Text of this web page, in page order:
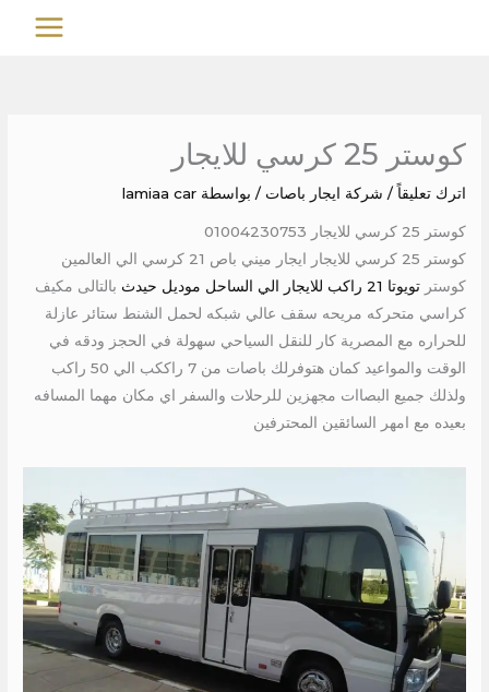
MAIN
كوستر 25 كرسي للايجار
اترك تعليقاً / شركة ايجار باصات / بواسطة lamiaa car
كوستر 25 كرسي للايجار 01004230753
كوستر 25 كرسي للايجار ايجار ميني باص 21 كرسي الي العالمين
كوسترتويوتا 21 راكب للايجار الي الساحل موديل حيدث
بالتالى مكيف
كراسي متحركه مريحه سقف عالي شبكه لحمل الشنط ستائر عازلة
للحراره مع المصرية كار للنقل السياحي سهولة في الحجز ودقه في
الوقت والمواعيد كمان هتوفرلك باصات من 7 راككب الي 50 راكب
ولذلك جميع البصاات مجهزين للرحلات والسفر اي مكان مهما المسافه
بعيده مع امهر السائقين المحترفين